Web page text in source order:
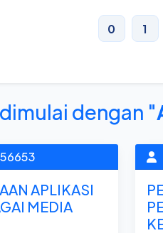
0 1
dengan "
APLIKASI
MEDIA